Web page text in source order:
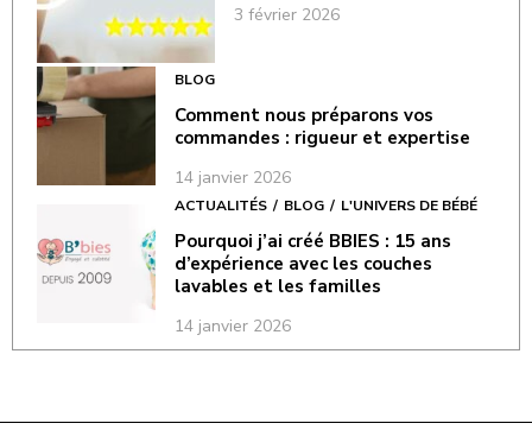
3 février 2026
BLOG
Comment nous préparons vos
commandes : rigueur et expertise
14 janvier 2026
ACTUALITÉS BLOG L'UNIVERS DE BÉBÉ
Pourquoi j’ai créé BBIES : 15 ans
d’expérience avec les couches
lavables et les familles
14 janvier 2026